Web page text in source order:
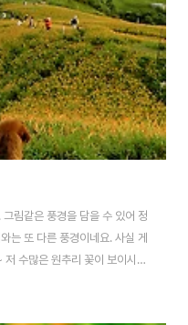
림같은 풍경을 담을 수 있어 정
는 또 다른 풍경이네요. 사실 게
수많은 원추리 꽃이 보이시나
습니다. 올라가느라 조금 헥헥